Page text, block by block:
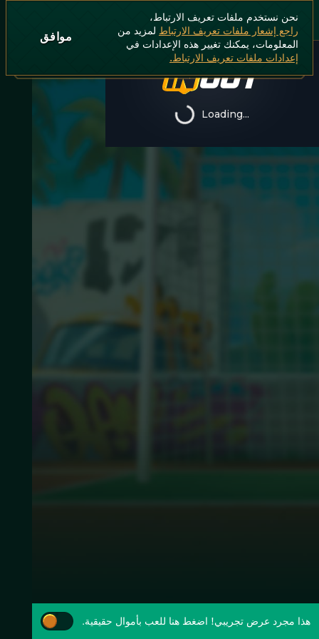
هذا مجرد عرض تجريبي! اضغط هنا للعب بأموال حقيقية.
نحن نستخدم ملفات تعريف الارتباط،
راجع إشعار ملفات تعريف الارتباط لمزيد من
المعلومات، يمكنك تغيير هذه الإعدادات في
إعدادات ملفات تعريف الارتباط.
موافق